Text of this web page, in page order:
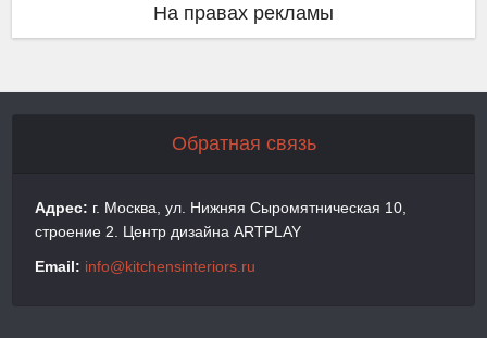
На правах рекламы
Обратная связь
Адрес: г. Москва, ул. Нижняя Сыромятническая 10,
строение 2. Центр дизайна ARTPLAY
Email: info@kitchensinteriors.ru